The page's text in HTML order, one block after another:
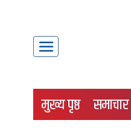
मुख्य पृष्ठ समाचार